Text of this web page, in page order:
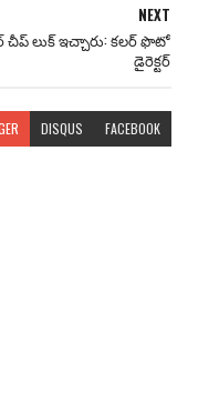
NEXT
చీప్ లుక్ ఇచ్చారు: కలర్ ఫొటో
డైరెక్టర్
DISQUS FACEBOOK